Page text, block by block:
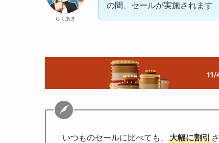
らくあま
の間、セールが実施されます
いつものセールに比べても、 大幅に割引